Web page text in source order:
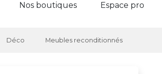
Nos boutiques Espace pro
Déco Meubles reconditionnés